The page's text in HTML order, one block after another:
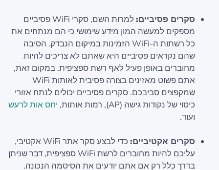
סקרים פסיביים:
למרות השם, סקרי WiFi פסיביים
מספקים למעשה המון מידע שימושי כי הם מנתחים את
כל רשתות ה-WiFi הזמינות במיקום הנבדק. הסיבה
שהם נקראים פסיביים היא שאתם לא צריכים להיות
מחוברים באופן פעיל לאף רשת ספציפית. במקום זאת,
אתם פשוט מאזינים בצורה פסיבית לאותות WiFi
שמקפצים סביבכם. סקרים פסיביים יכולים לנתח אזורי
כיסוי של נקודות גישה (AP), רמות אותות,
יחס אות לרעש
ועוד.
סקרים אקטיביים:
כדי לבצע סקר אתר WiFi אקטיבי,
עליכם להיות מחוברים לרשת WiFi ספציפית, דבר שניתן
בדרך כלל רק אם אתם יודעים את הסיסמה הנכונה.